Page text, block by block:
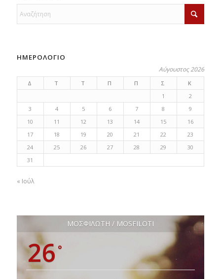
ΗΜΕΡΟΛΟΓΙΟ
Αύγουστος 2026
Δ Τ Τ Π Π Σ
Κ
1
2
3
4 5 6 7 8
9
10
11 12 13 14 15
16
17
18 19 20 21 22
23
24
25 26 27 28 29
30
31
« Ιούλ
ΜΟΣΦΙΛΩΤΗ / MOSFILOTI
26 °